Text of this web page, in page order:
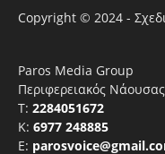
Copyright © 2024 -
Paros Media Group
Περιφερειακός
T: 2284051672
Κ: 6977 248885
E: